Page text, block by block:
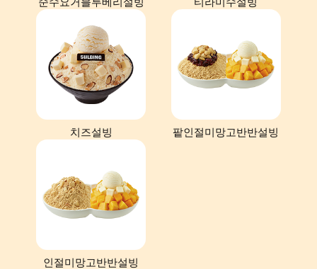
순수요거블루베리설빙 티라미수설빙
치즈설빙 팥인절미망고반반설빙
인절미망고반반설빙